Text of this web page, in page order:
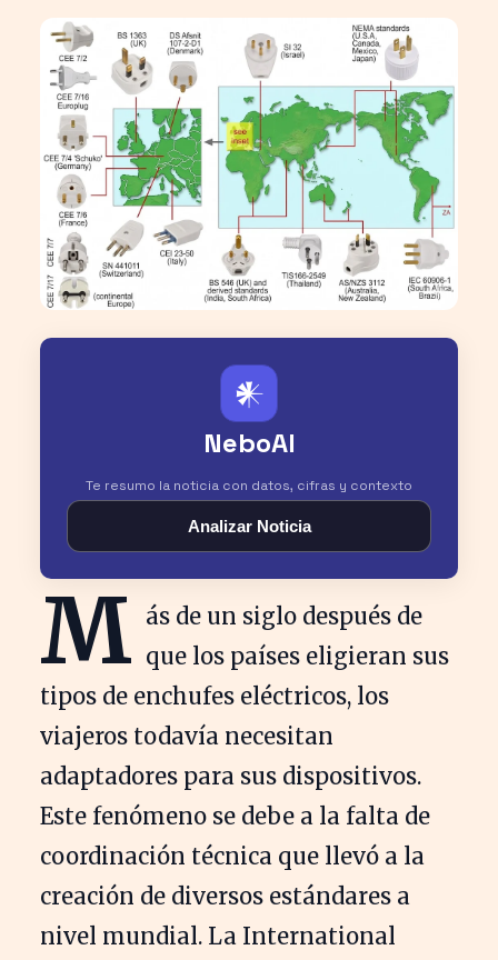
𒀭
NeboAI
Te resumo la noticia con datos, cifras y contexto
Analizar Noticia
M ás de un siglo después de
que los países eligieran sus
tipos de enchufes eléctricos, los
viajeros todavía necesitan
adaptadores para sus dispositivos.
Este fenómeno se debe a la falta de
coordinación técnica que llevó a la
creación de diversos estándares a
nivel mundial. La International